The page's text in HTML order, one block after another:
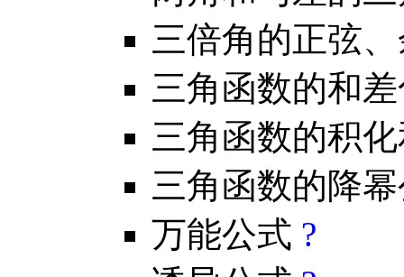
三倍角的正弦
三角函数的和
三角函数的积
三角函数的降
万能公式 ?